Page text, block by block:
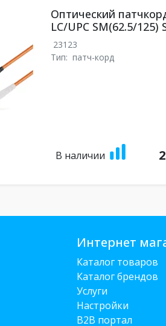
Оптический
LC/UPC SM(62.5/125)
23123
Тип: патч-корд
В наличии
Интернет
Каталог товаров
Каталог брендов
Услуги
Настройки
B2B портал